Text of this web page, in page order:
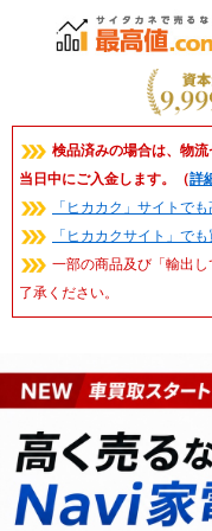
検品済みの場合は、物流
当日中にご入金します。（詳
「ヒカカク」サイトで
「ヒカカクサイト」で
一部の商品及び「輸出
了承ください。